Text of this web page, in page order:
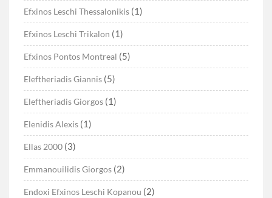
Efxinos Leschi Thessalonikis (1)
Efxinos Leschi Trikalon (1)
Efxinos Pontos Montreal (5)
Eleftheriadis Giannis (5)
Eleftheriadis Giorgos (1)
Elenidis Alexis (1)
Ellas 2000 (3)
Emmanouilidis Giorgos (2)
Endoxi Efxinos Leschi Kopanou (2)